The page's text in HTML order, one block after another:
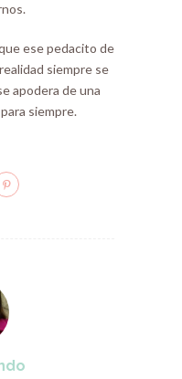
ese pedacito de
siempre se
apodera de una
siempre.